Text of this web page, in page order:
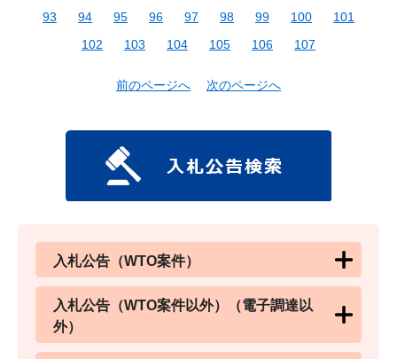
93
94 95 96 97 98 99 100
101
102
103 104 105 106 107
前のページへ 次のページへ
入札公告（WTO案件）
入札公告（WTO案件以外）（電子調達以
外）